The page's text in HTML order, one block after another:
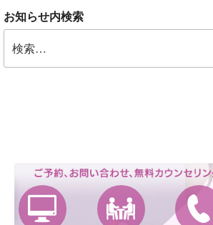
お知らせ内検索